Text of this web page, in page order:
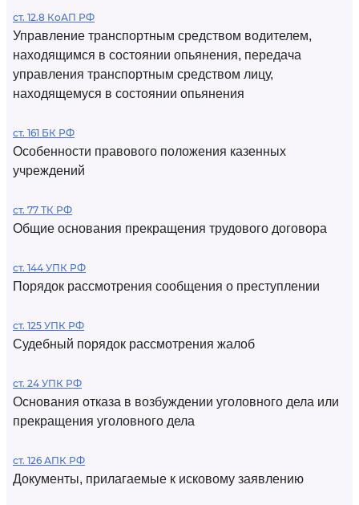
ст. 12.8 КоАП РФ
Управление транспортным средством водителем,
находящимся в состоянии опьянения, передача
управления транспортным средством лицу,
находящемуся в состоянии опьянения
ст. 161 БК РФ
Особенности правового положения казенных
учреждений
ст. 77 ТК РФ
Общие основания прекращения трудового договора
ст. 144 УПК РФ
Порядок рассмотрения сообщения о преступлении
ст. 125 УПК РФ
Судебный порядок рассмотрения жалоб
ст. 24 УПК РФ
Основания отказа в возбуждении уголовного дела или
прекращения уголовного дела
ст. 126 АПК РФ
Документы, прилагаемые к исковому заявлению